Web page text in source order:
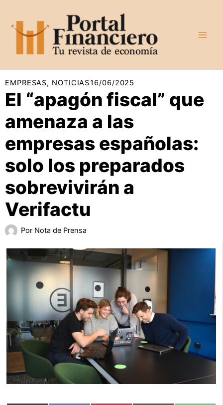
contenido
EMPRESAS, NOTICIAS16/06/2025
El “apagón fiscal” que
amenaza a las
empresas españolas:
solo los preparados
sobrevivirán a
Verifactu
Por Nota de Prensa